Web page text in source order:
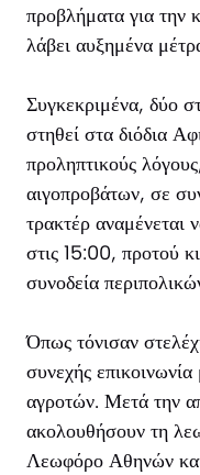
προβλήματα για
λάβει αυξημένα
Συγκεκριμένα, δύο
στηθεί στα διόδια
προληπτικούς
αιγοπροβάτων, σε
τρακτέρ αναμένεται
στις 15:00, προτού
συνοδεία
Όπως τόνισαν
συνεχής
αγροτών. Μετά την
ακολουθήσουν τη
Λεωφόρο Αθηνών